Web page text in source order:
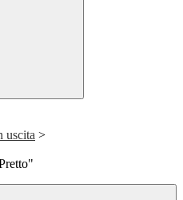
uscita >